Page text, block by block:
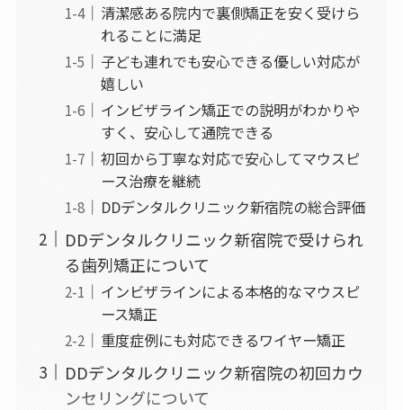
清潔感ある院内で裏側矯正を安く受けら
れることに満足
子ども連れでも安心できる優しい対応が
嬉しい
インビザライン矯正での説明がわかりや
すく、安心して通院できる
初回から丁寧な対応で安心してマウスピ
ース治療を継続
DDデンタルクリニック新宿院の総合評価
DDデンタルクリニック新宿院で受けられ
る歯列矯正について
インビザラインによる本格的なマウスピ
ース矯正
重度症例にも対応できるワイヤー矯正
DDデンタルクリニック新宿院の初回カウ
ンセリングについて